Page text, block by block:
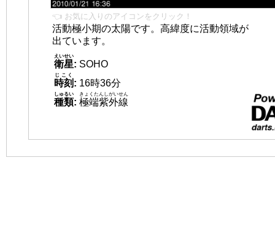
👈 お気に入りのアイコンをクリック！
活動極小期の太陽です。高緯度に活動領域が
出ています。
衛星
えいせい
: SOHO
時刻
じこく
: 16時36分
種類
しゅるい
: 極端紫外線
きょくたんしがいせん